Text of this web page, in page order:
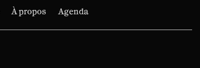
À propos Agenda